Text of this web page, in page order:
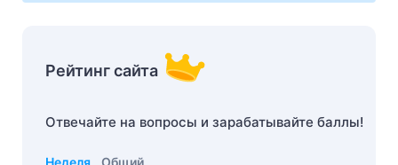
Рейтинг сайта
Отвечайте на вопросы и зарабатывайте баллы!
Неделя Общий